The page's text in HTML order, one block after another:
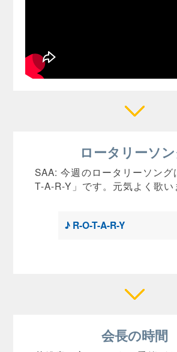
ロータリーソ
SAA: 今週のロータリーソング
T-A-R-Y」です。元気よく歌い
♪ R-O-T-A-R-Y
会長の時間